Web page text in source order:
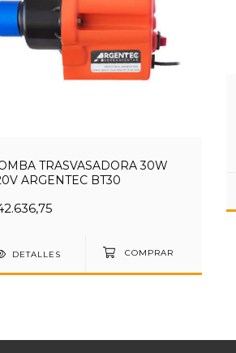
TRASVASADORA 30W
ARGENTEC BT30
DETALLES